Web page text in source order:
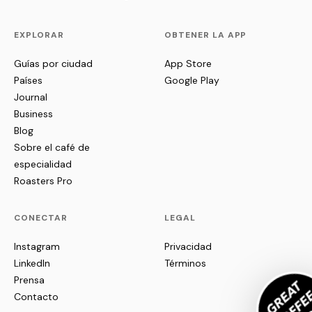
EXPLORAR
Guías por ciudad
Países
Journal
Business
Blog
Sobre el café de
especialidad
Roasters Pro
OBTENER LA APP
App Store
Google Play
CONECTAR
Instagram
LinkedIn
Prensa
Contacto
LEGAL
Privacidad
Términos